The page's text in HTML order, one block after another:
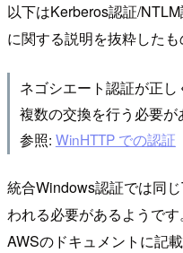
以下はKerberos認証/
に関する説明を抜粋したも
ネゴシエート認証が正
複数の交換を行う必要が
参照: WinHTTP での認証
統合Windows認証では同
われる必要があるようです。
AWSのドキュメントに記